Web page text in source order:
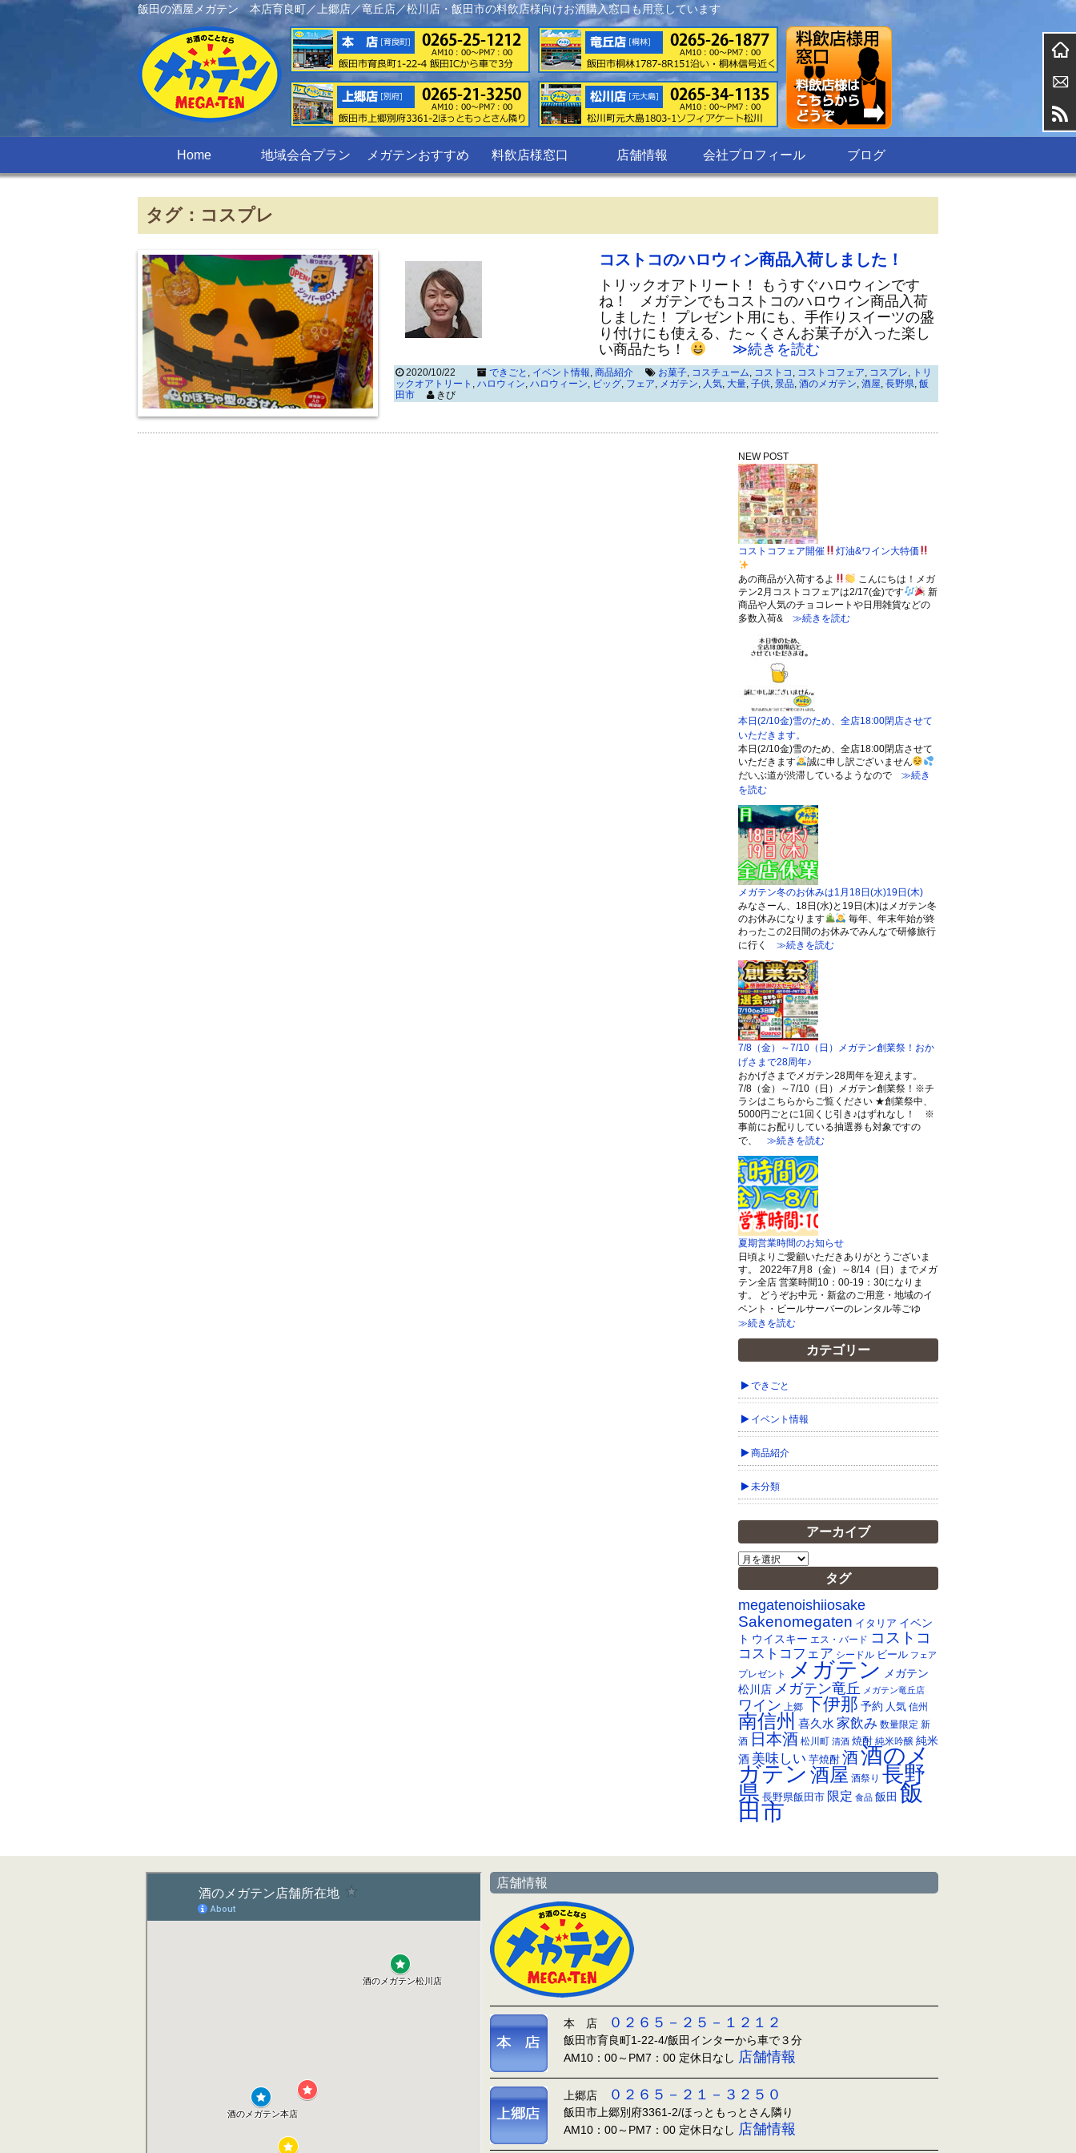
飯田の酒屋メガテン 本店育良町／上郷店／竜丘店／松川店・飯田市の料飲店様向けお酒購入窓口も用意しています
Home 地域会合プラン メガテンおすすめ 料飲店様窓口 店舗情報 会社プロフィール ブログ
タグ：コスプレ
コストコのハロウィン商品入荷しました！
トリックオアトリート！ もうすぐハロウィンです
ね！ メガテンでもコストコのハロウィン商品入荷
しました！ プレゼント用にも、手作りスイーツの盛
り付けにも使える、た～くさんお菓子が入った楽し
い商品たち！
≫続きを読む
2020/10/22 できごと , イベント情報, 商品紹介 お菓子, コスチューム, コストコ , コストコフェア, コスプレ, トリ
ックオアトリート , ハロウィン, ハロウィーン, ビッグ, フェア, メガテン, 人気, 大量, 子供, 景品, 酒のメガテン, 酒屋, 長野県, 飯
田市
きび
NEW POST
コストコフェア開催 灯油&ワイン大特価
あの商品が入荷するよ
こんにちは！メガ
テン2月コストコフェアは2/17(金)です
新
商品や人気のチョコレートや日用雑貨などの
多数入荷& ≫続きを読む
本日(2/10金)雪のため、全店18:00閉店させて
いただきます。
本日(2/10金)雪のため、全店18:00閉店させて
いただきます
誠に申し訳ございません
だいぶ道が渋滞しているようなので ≫続き
を読む
メガテン冬のお休みは1月18日(水)19日(木)
みなさーん、18日(水)と19日(木)はメガテン冬
のお休みになります
毎年、年末年始が終
わったこの2日間のお休みでみんなで研修旅行
に行く
≫続きを読む
7/8（金）～7/10（日）メガテン創業祭！おか
げさまで28周年♪
おかげさまでメガテン28周年を迎えます。
7/8（金）～7/10（日）メガテン創業祭！※チ
ラシはこちらからご覧ください ★創業祭中、
5000円ごとに1回くじ引き♪はずれなし！ ※
事前にお配りしている抽選券も対象ですの
で、
≫続きを読む
夏期営業時間のお知らせ
日頃よりご愛顧いただきありがとうございま
す。 2022年7月8（金）～8/14（日）までメガ
テン全店 営業時間10：00-19：30になりま
す。 どうぞお中元・新盆のご用意・地域のイ
ベント・ビールサーバーのレンタル等ごゆ
≫続きを読む
カテゴリー
できごと
イベント情報
商品紹介
未分類
アーカイブ
ア
ー
カ
イ
ブ
タグ
megatenoishiiosake
Sakenomegaten イタリア イベン
ト ウイスキー エス・バード コストコ
コストコフェア シードル ビール フェア
プレゼント メガテン
メガテン
松川店 メガテン竜丘 メガテン竜丘店
ワイン 上郷 下伊那 予約 人気 信州
南信州 喜久水 家飲み 数量限定 新
酒 日本酒 松川町 清酒 焼酎 純米吟醸 純米
酒 美味しい 芋焼酎 酒酒のメ
ガテン 酒屋 酒祭り 長野
県 長野県飯田市 限定 食品 飯田 飯
田市
店舗情報
本 店 ０２６５－２５－１２１２
飯田市育良町1-22-4/飯田インターから車で３分
AM10：00～PM7：00 定休日なし 店舗情報
上郷店 ０２６５－２１－３２５０
飯田市上郷別府3361-2/ほっともっとさん隣り
AM10：00～PM7：00 定休日なし 店舗情報